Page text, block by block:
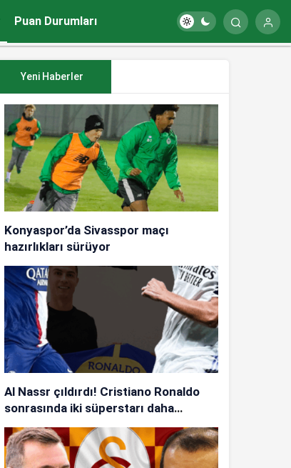
Puan Durumları
Yeni Haberler
Konyaspor’da Sivasspor maçı
hazırlıkları sürüyor
Al Nassr çıldırdı! Cristiano Ronaldo
sonrasında iki süperstarı daha
istiyorlar…